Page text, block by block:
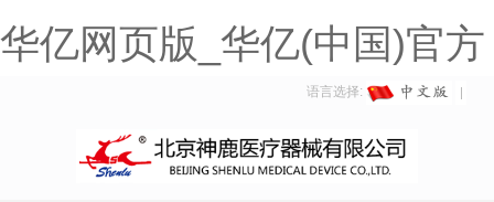
华亿网页版_华亿(中国)官方
语言选择: